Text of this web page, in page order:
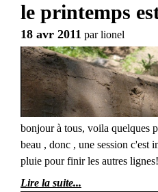
le printemps
18 avr 2011 parlionel
bonjour à tous, voila quelques
beau , donc , une session c'est
pluie pour finir les autres lignes!
Lire la suite